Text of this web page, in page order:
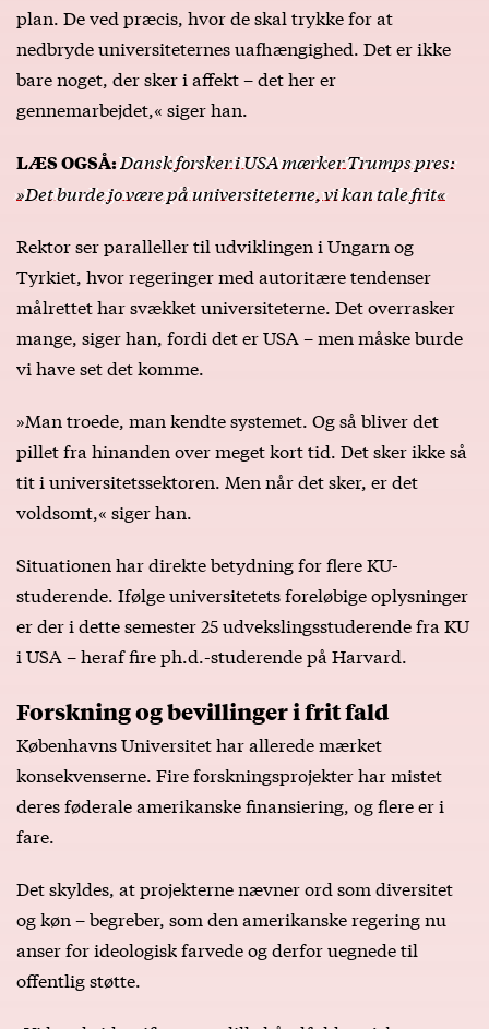
plan. De ved præcis, hvor de skal trykke for at
nedbryde universiteternes uafhængighed. Det er ikke
bare noget, der sker i affekt – det her er
gennemarbejdet,« siger han.
LÆS OGSÅ:Dansk forsker i USA mærker Trumps pres:
»Det burde jo være på universiteterne, vi kan tale frit«
Rektor ser paralleller til udviklingen i Ungarn og
Tyrkiet, hvor regeringer med autoritære tendenser
målrettet har svækket universiteterne. Det overrasker
mange, siger han, fordi det er USA – men måske burde
vi have set det komme.
»Man troede, man kendte systemet. Og så bliver det
pillet fra hinanden over meget kort tid. Det sker ikke så
tit i universitetssektoren. Men når det sker, er det
voldsomt,« siger han.
Situationen har direkte betydning for flere KU-
studerende. Ifølge universitetets foreløbige oplysninger
er der i dette semester 25 udvekslingsstuderende fra KU
i USA – heraf fire ph.d.-studerende på Harvard.
Forskning og bevillinger i frit fald
Københavns Universitet har allerede mærket
konsekvenserne. Fire forskningsprojekter har mistet
deres føderale amerikanske finansiering, og flere er i
fare.
Det skyldes, at projekterne nævner ord som diversitet
og køn – begreber, som den amerikanske regering nu
anser for ideologisk farvede og derfor uegnede til
offentlig støtte.